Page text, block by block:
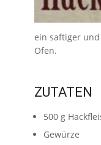
ein saftiger
Ofen.
ZUTATEN
500 g
Gewürze